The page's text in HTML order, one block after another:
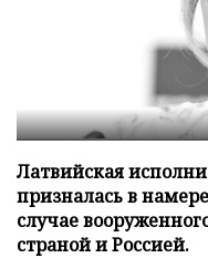
Латвийская
призналась в
случае
страной и Россией.